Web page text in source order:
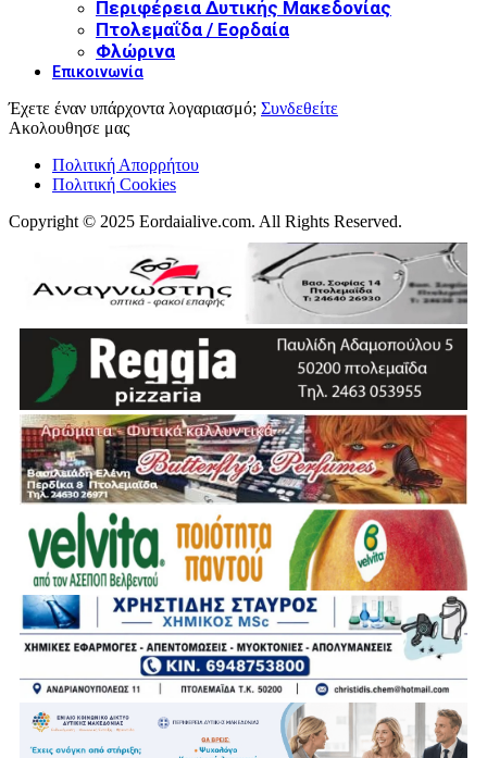
Περιφέρεια Δυτικής Μακεδονίας
Πτολεμαΐδα / Εορδαία
Φλώρινα
Επικοινωνία
Έχετε έναν υπάρχοντα λογαριασμό; Συνδεθείτε
Ακολουθησε μας
Πολιτική Απορρήτου
Πολιτική Cookies
Copyright © 2025 Eordaialive.com. All Rights Reserved.